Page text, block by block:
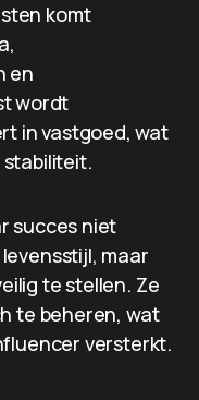
komt
en
wordt
in vastgoed, wat
succes niet
maar
te stellen. Ze
te beheren, wat
versterkt.